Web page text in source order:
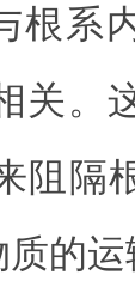
根系
关。
阻隔
的运